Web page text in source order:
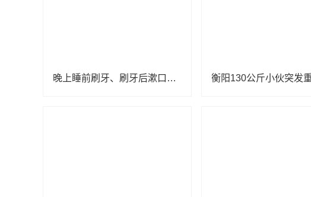
晚上睡前刷牙、刷牙后漱口，原来都错了？医生：很多人都在“无效刷牙”